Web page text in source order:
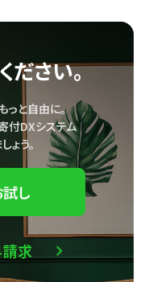
ださい。
っと自由に。
付DXシステム
ょう。
し
求